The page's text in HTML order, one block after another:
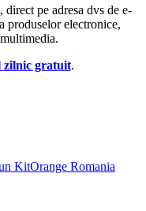
pe adresa dvs de e-
produselor electronice,
zilnic gratuit.
KitOrange Romania